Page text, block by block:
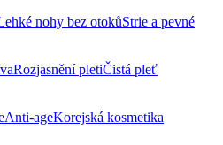
nohy bez otokůStrie a pevné
Rozjasnění pletiČistá pleť
Anti-ageKorejská kosmetika